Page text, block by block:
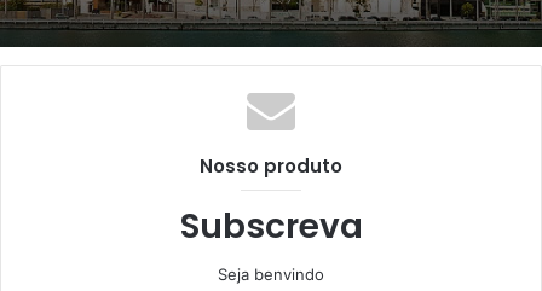
Nosso produto
Subscreva
Seja benvindo